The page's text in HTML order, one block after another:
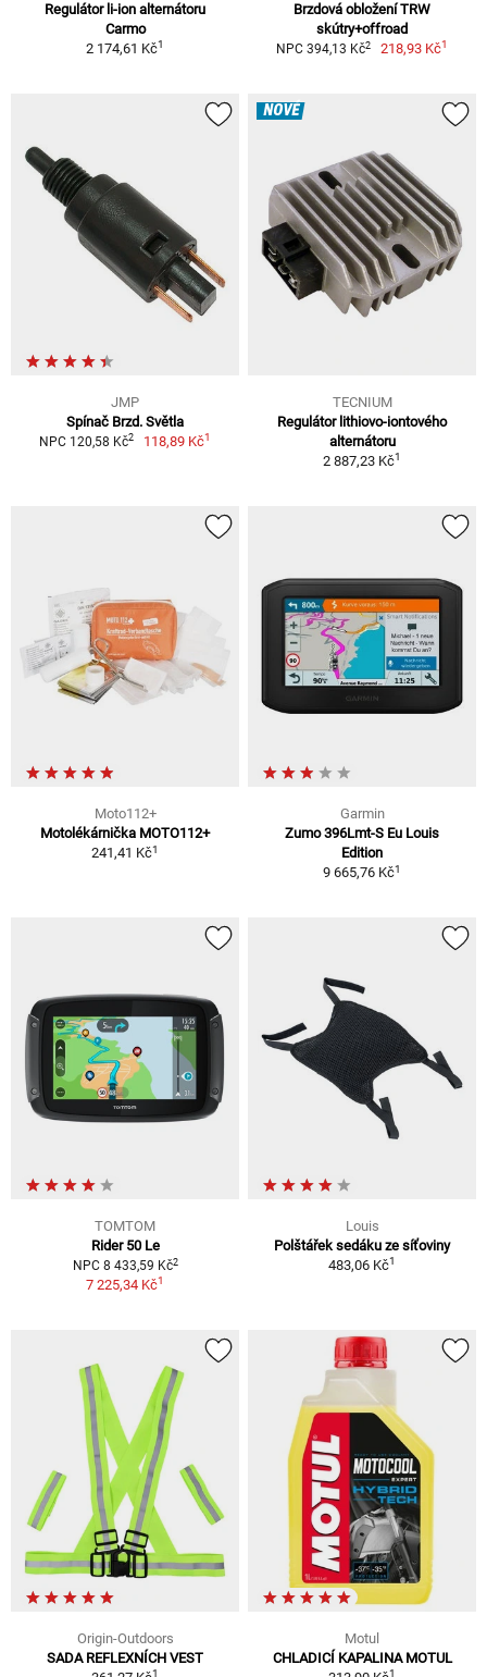
Regulátor li-ion alternátoru
Carmo
2 174,61 Kč1
Brzdová obložení TRW
skútry+offroad
NPC 394,13 Kč2 218,93 Kč1
JMP
Spínač Brzd. Světla
NPC 120,58 Kč2 118,89 Kč1
NOVÉ
TECNIUM
Regulátor lithiovo-iontového
alternátoru
2 887,23 Kč1
Moto112+
Motolékárnička MOTO112+
241,41 Kč1
Garmin
Zumo 396Lmt-S Eu Louis
Edition
9 665,76 Kč1
TOMTOM
Rider 50 Le
NPC 8 433,59 Kč2
7 225,34 Kč1
Louis
Polštářek sedáku ze síťoviny
483,06 Kč1
Origin-Outdoors
SADA REFLEXNÍCH VEST
1
Motul
CHLADICÍ KAPALINA MOTUL
1